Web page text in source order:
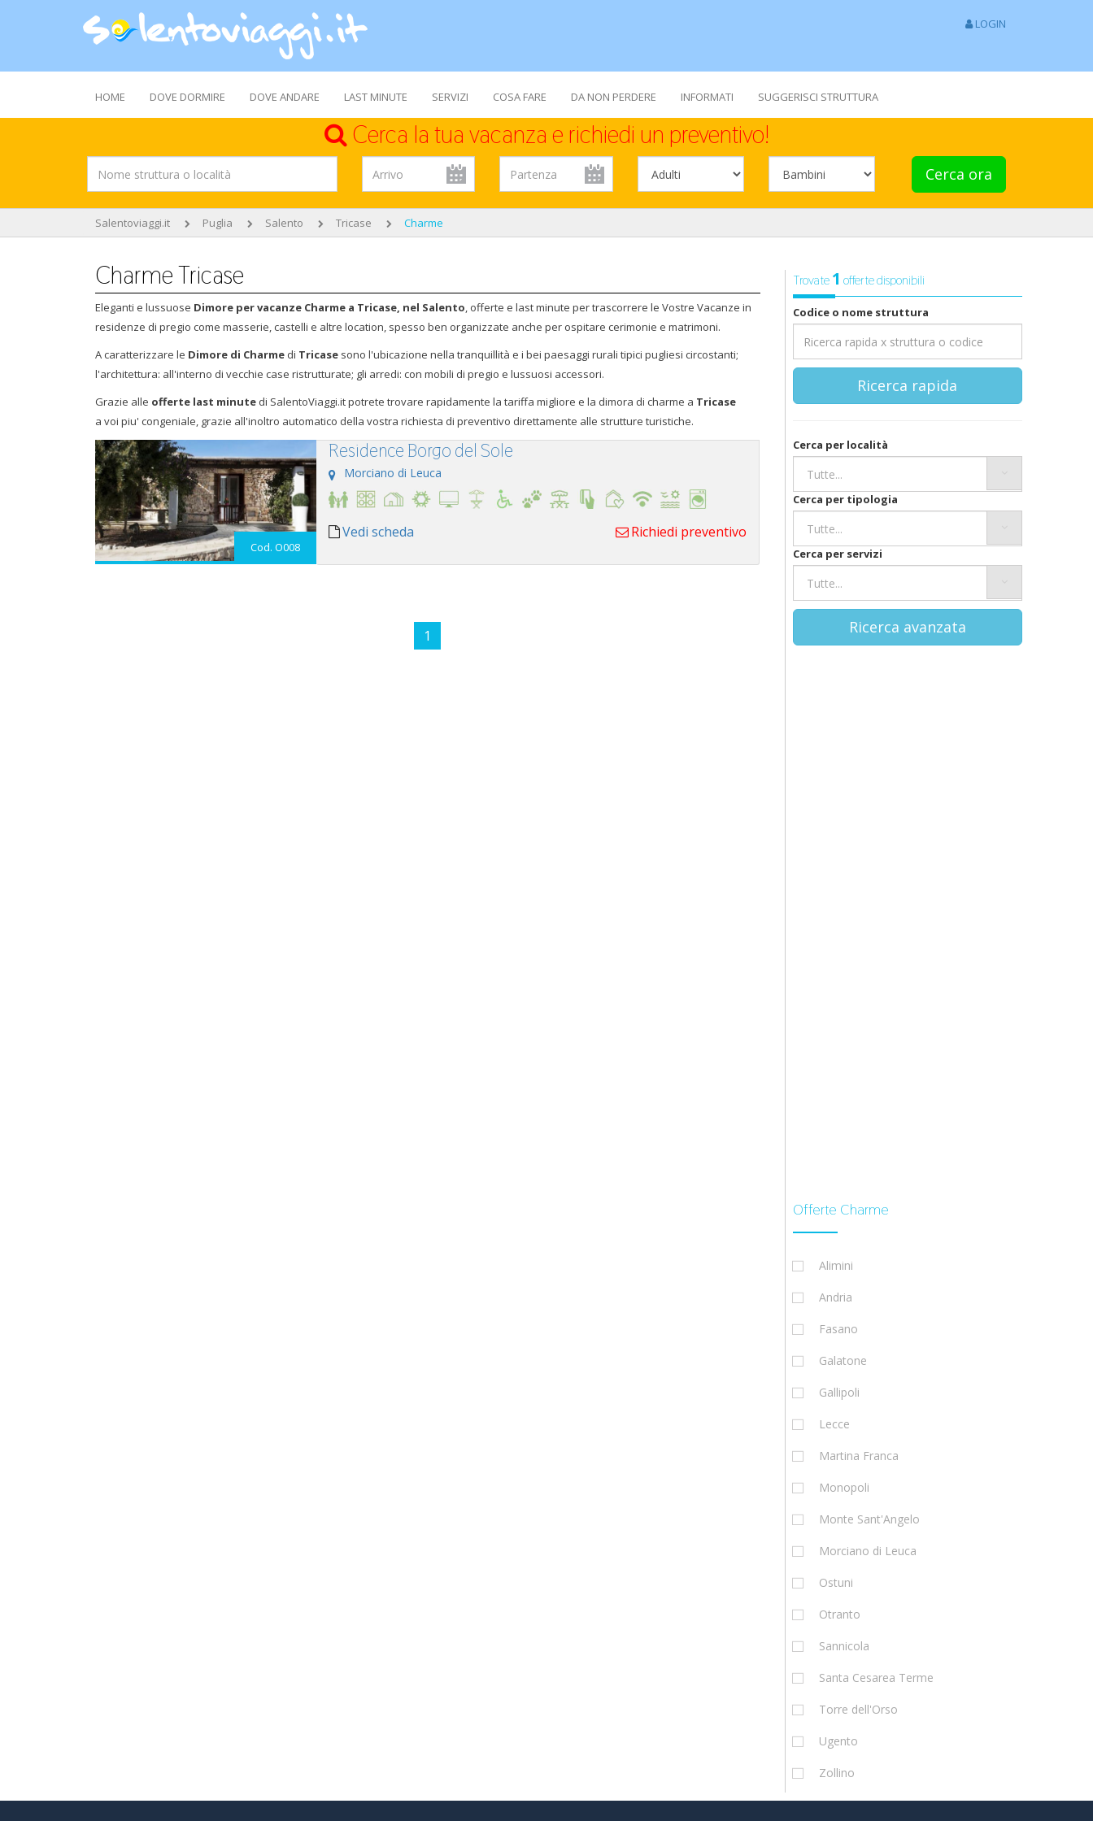
LOGIN
HOME DOVE DORMIRE DOVE ANDARE LAST MINUTE SERVIZI COSA FARE DA NON PERDERE INFORMATI SUGGERISCI STRUTTURA
Cerca la tua vacanza e richiedi un preventivo!
Cerca ora
Salentoviaggi.it Puglia Salento Tricase Charme
Charme Tricase
Eleganti e lussuose Dimore per vacanze Charme a Tricase, nel Salento, offerte e last minute per trascorrere le Vostre Vacanze in
residenze di pregio come masserie, castelli e altre location, spesso ben organizzate anche per ospitare cerimonie e matrimoni.
A caratterizzare le Dimore di Charme di Tricase sono l'ubicazione nella tranquillità e i bei paesaggi rurali tipici pugliesi circostanti;
l'architettura: all'interno di vecchie case ristrutturate; gli arredi: con mobili di pregio e lussuosi accessori.
Grazie alle offerte last minute di SalentoViaggi.it potrete trovare rapidamente la tariffa migliore e la dimora di charme a Tricase
a voi piu' congeniale, grazie all'inoltro automatico della vostra richiesta di preventivo direttamente alle strutture turistiche.
Cod. O008
Residence Borgo del Sole
Morciano di Leuca
Vedi scheda Richiedi preventivo
1
Trovate1 offerte disponibili
Codice o nome struttura
Ricerca rapida
Cerca per località
Cerca per tipologia
Cerca per servizi
Ricerca avanzata
Offerte Charme
Alimini
Andria
Fasano
Galatone
Gallipoli
Lecce
Martina Franca
Monopoli
Monte Sant'Angelo
Morciano di Leuca
Ostuni
Otranto
Sannicola
Santa Cesarea Terme
Torre dell'Orso
Ugento
Zollino